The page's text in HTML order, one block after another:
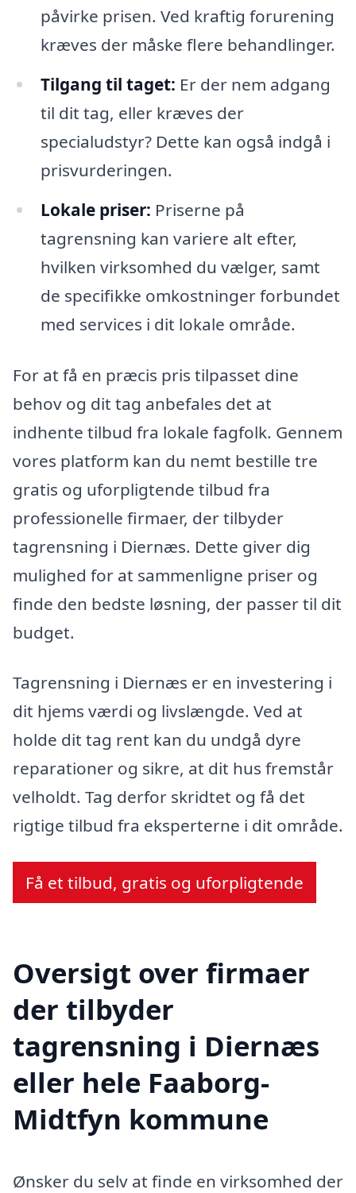
påvirke prisen. Ved kraftig forurening
kræves der måske flere behandlinger.
Tilgang til taget: Er der nem adgang
til dit tag, eller kræves der
specialudstyr? Dette kan også indgå i
prisvurderingen.
Lokale priser: Priserne på
tagrensning kan variere alt efter,
hvilken virksomhed du vælger, samt
de specifikke omkostninger forbundet
med services i dit lokale område.
For at få en præcis pris tilpasset dine
behov og dit tag anbefales det at
indhente tilbud fra lokale fagfolk. Gennem
vores platform kan du nemt bestille tre
gratis og uforpligtende tilbud fra
professionelle firmaer, der tilbyder
tagrensning i Diernæs. Dette giver dig
mulighed for at sammenligne priser og
finde den bedste løsning, der passer til dit
budget.
Tagrensning i Diernæs er en investering i
dit hjems værdi og livslængde. Ved at
holde dit tag rent kan du undgå dyre
reparationer og sikre, at dit hus fremstår
velholdt. Tag derfor skridtet og få det
rigtige tilbud fra eksperterne i dit område.
Få et tilbud, gratis og uforpligtende
Oversigt over firmaer
der tilbyder
tagrensning i Diernæs
eller hele Faaborg-
Midtfyn kommune
Ønsker du selv at finde en virksomhed der